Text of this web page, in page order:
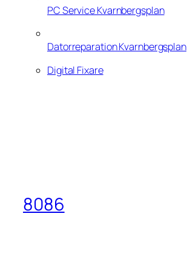
PC Service Kvarnbergsplan
Datorreparation Kvarnbergsplan
Digital Fixare
8086